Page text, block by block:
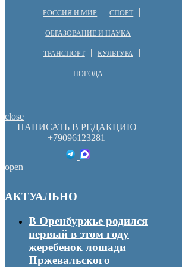
РОССИЯ И МИР СПОРТ
ОБРАЗОВАНИЕ И НАУКА
ТРАНСПОРТ КУЛЬТУРА
ПОГОДА
close
НАПИСАТЬ В РЕДАКЦИЮ
+79096123281
open
АКТУАЛЬНО
В Оренбуржье родился
первый в этом году
жеребенок лошади
Пржевальского